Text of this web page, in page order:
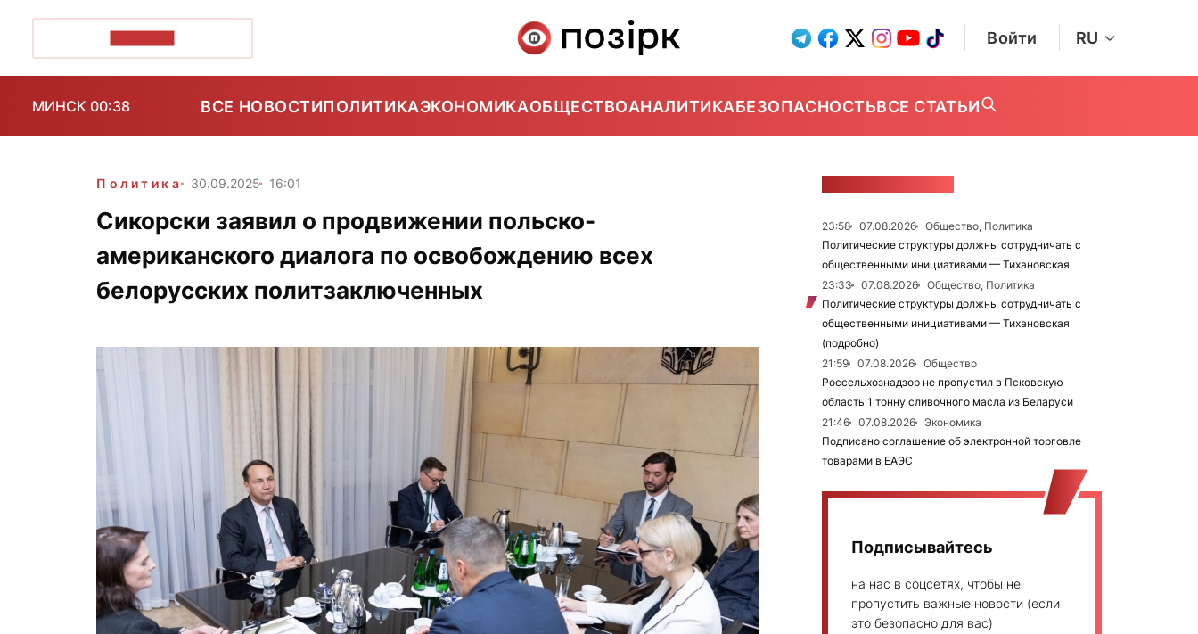
Войти RU
МИНСК 00:38 ВСЕ НОВОСТИПОЛИТИКАЭКОНОМИКАОБЩЕСТВОАНАЛИТИКАБЕЗОПАСНОСТЬВСЕ СТАТЬИ
Политика 30.09.2025 16:01
Сикорски заявил о продвижении польско-
американского диалога по освобождению всех
белорусских политзаключенных
23:58 07.08.2026
Общество, Политика
Политические структуры должны сотрудничать с
общественными инициативами — Тихановская
23:33
07.08.2026
Общество, Политика
Политические структуры должны сотрудничать с
общественными инициативами — Тихановская
(подробно)
21:59
07.08.2026
Общество
Россельхознадзор не пропустил в Псковскую
область 1 тонну сливочного масла из Беларуси
21:46
07.08.2026
Экономика
Подписано соглашение об электронной торговле
товарами в ЕАЭС
Подписывайтесь
на нас в соцсетях, чтобы не
пропустить важные новости (если
это безопасно для вас)